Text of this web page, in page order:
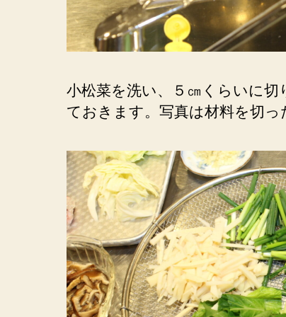
小松菜を洗い、５㎝くらいに
ておきます。写真は材料を切っ